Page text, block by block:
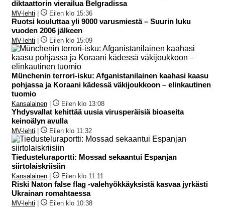
diktaattorin vierailua Belgradissa
MV-lehti Eilen klo 15:36
Ruotsi kouluttaa yli 9000 varusmiestä – Suurin luku
vuoden 2006 jälkeen
MV-lehti Eilen klo 15:09
Münchenin terrori-isku: Afganistanilainen kaahasi kaasu
pohjassa ja Koraani kädessä väkijoukkoon – elinkautinen
tuomio
Kansalainen Eilen klo 13:08
Yhdysvallat kehittää uusia virusperäisiä bioaseita
keinoälyn avulla
MV-lehti Eilen klo 11:32
Tiedusteluraportti: Mossad sekaantui Espanjan
siirtolaiskriisiin
Kansalainen Eilen klo 11:11
Riski Naton false flag -valehyökkäyksistä kasvaa jyrkästi
Ukrainan romahtaessa
MV-lehti Eilen klo 10:38